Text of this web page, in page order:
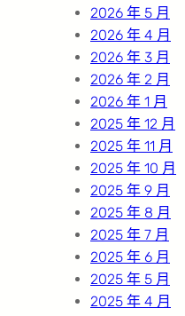
2026 年 5 月
2026 年 4 月
2026 年 3 月
2026 年 2 月
2026 年 1 月
2025 年 12 月
2025 年 11 月
2025 年 10 月
2025 年 9 月
2025 年 8 月
2025 年 7 月
2025 年 6 月
2025 年 5 月
2025 年 4 月